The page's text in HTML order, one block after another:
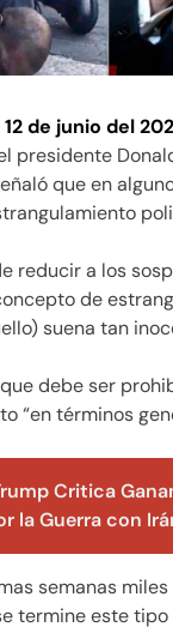
de junio del
presidente
que en
reducir a los
de
suena tan
debe ser
“en términos
Critica
la Guerra con
semanas
termine este